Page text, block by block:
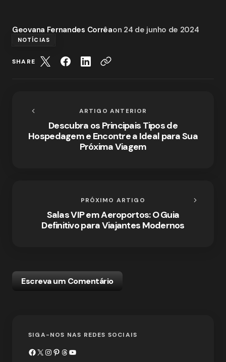
Geovana Fernandes Corrêaon 24 de junho de 2024
NOTÍCIAS
SHARE
ARTIGO ANTERIOR
Descubra os Principais Tipos de
Hospedagem e Encontre a Ideal para Sua
Próxima Viagem
PRÓXIMO ARTIGO
Salas VIP em Aeroportos: O Guia
Definitivo para Viajantes Modernos
Escreva um Comentário
Notifique-me sobre novos comentários por e-mail.
SIGA-NOS NAS REDES SOCIAIS